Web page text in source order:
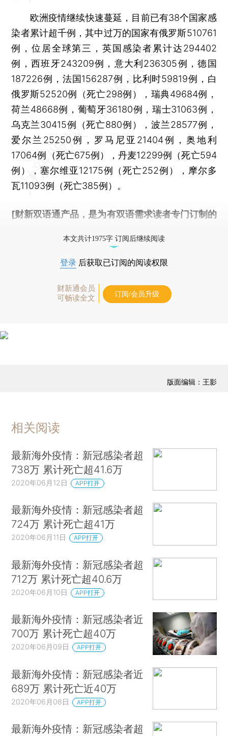
欧洲疫情继续快速蔓延，目前已有38个国家感
染者累计超千例，其中过万的国家有俄罗斯510761
例，位居全球第三，英国感染者累计达294402
例，西班牙243209例，意大利236305例，德国
187226例，法国156287例，比利时59819例，白
俄罗斯52520例（死亡298例），瑞典49684例，
荷兰48668例，葡萄牙36180例，瑞士31063例，
乌克兰30415例（死亡880例），波兰28577例，
爱尔兰25250例，罗马尼亚21404例，奥地利
17064例（死亡675例），丹麦12299例（死亡594
例），塞尔维亚12175例（死亡252例），摩尔多
瓦11093例（死亡385例）。
[财新双语通产品，是为有双语需求读者专门订制的
本文共计1975字 订阅后继续阅读
登录 后获取已订阅的阅读权限
财新通会员
可畅读全文
订阅/会员升级
版面编辑：王影
相关阅读
最新海外疫情：新冠感染者超
738万 累计死亡超41.6万
2020年06月12日 APP打开
最新海外疫情：新冠感染者超
724万 累计死亡超41万
2020年06月11日 APP打开
最新海外疫情：新冠感染者超
712万 累计死亡超40.6万
2020年06月10日 APP打开
最新海外疫情：新冠感染者近
700万 累计死亡超40万
2020年06月09日 APP打开
最新海外疫情：新冠感染者近
689万 累计死亡近40万
2020年06月08日 APP打开
最新海外疫情：新冠感染者超